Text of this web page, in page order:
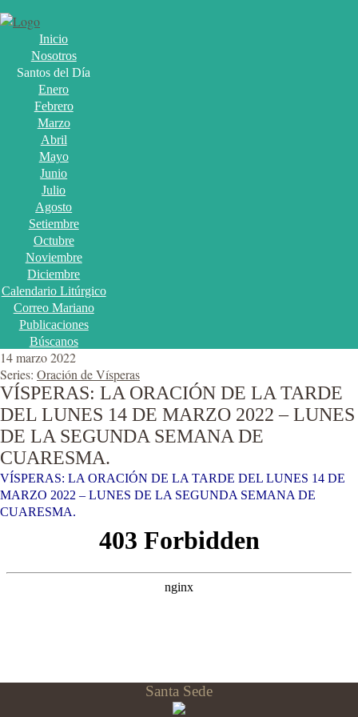
Inicio
Nosotros
Santos del Día
Enero
Febrero
Marzo
Abril
Mayo
Junio
Julio
Agosto
Setiembre
Octubre
Noviembre
Diciembre
Calendario Litúrgico
Correo Mariano
Publicaciones
Búscanos
14 marzo 2022
Series: Oración de Vísperas
VÍSPERAS: LA ORACIÓN DE LA TARDE
DEL LUNES 14 DE MARZO 2022 – LUNES
DE LA SEGUNDA SEMANA DE
CUARESMA.
VÍSPERAS: LA ORACIÓN DE LA TARDE DEL LUNES 14 DE
MARZO 2022 – LUNES DE LA SEGUNDA SEMANA DE
CUARESMA.
Santa Sede